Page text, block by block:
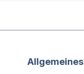
Allgemeines